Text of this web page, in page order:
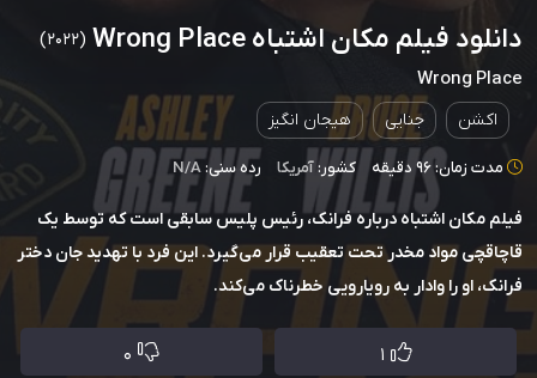
دانلود فیلم مکان اشتباه Wrong Place (2022)
Wrong Place
اکشن جنایی هیجان انگیز
مدت زمان: 96 دقیقه کشور:آمریکا رده سنی:N/A
فیلم مکان اشتباه درباره فرانک، رئیس پلیس سابقی است که توسط یک
قاچاقچی مواد مخدر تحت تعقیب قرار می‌گیرد. این فرد با تهدید جان دختر
فرانک، او را وادار به رویارویی خطرناک می‌کند.
1
0